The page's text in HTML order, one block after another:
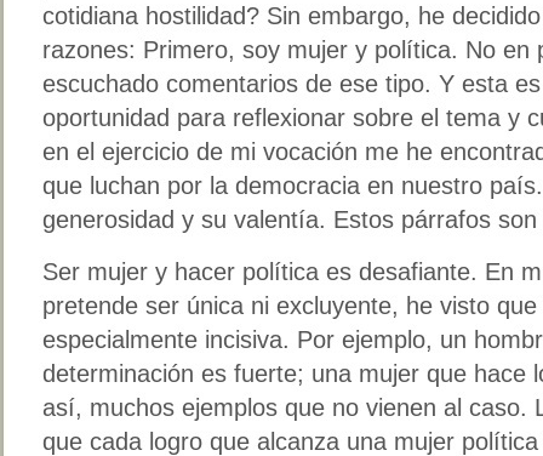
cotidiana hostilidad? Sin embargo, he
razones: Primero, soy mujer y política. No en
escuchado comentarios de ese tipo. Y esta
oportunidad para reflexionar sobre el tema y
en el ejercicio de mi vocación me he
que luchan por la democracia en nuestro
generosidad y su valentía. Estos párrafos
Ser mujer y hacer política es desafiante. En
pretende ser única ni excluyente, he visto
especialmente incisiva. Por ejemplo, un
determinación es fuerte; una mujer que hace
así, muchos ejemplos que no vienen al caso.
que cada logro que alcanza una mujer